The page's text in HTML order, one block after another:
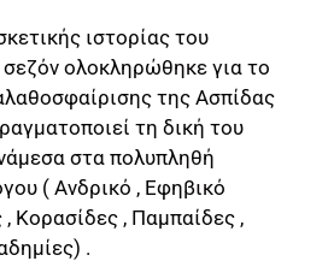
ιστορίας του
ολοκληρώθηκε για το
της Aσπίδας
τη δική του
στα πολυπληθή
( Ανδρικό , Εφηβικό
, Κορασίδες , Παμπαίδες ,
.